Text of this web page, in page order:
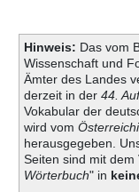
Hinweis: Das vom
Wissenschaft und
Ämter des Landes
derzeit in der 44.
Vokabular der
wird vom
herausgegeben.
Seiten sind mit dem
Wörterbuch" in